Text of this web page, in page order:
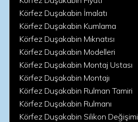
Körfez Duşakabin İmalatı
Körfez Duşakabin Kumlama
Körfez Duşakabin Mıknatısı
Körfez Duşakabin Modelleri
Körfez Duşakabin Montaj Ustası
Körfez Duşakabin Montajı
Körfez Duşakabin Rulman Tamiri
Körfez Duşakabin Rulmanı
Körfez Duşakabin Silikon Değişimi